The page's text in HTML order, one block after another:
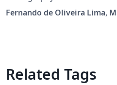
Católica do Rio de Janeiro
Fernando de Oliveira Lima,
Related Tags